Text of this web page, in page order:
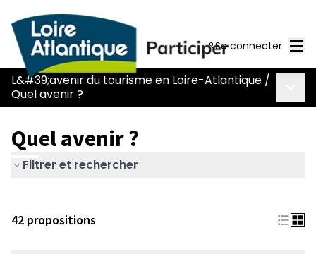
Se connecter
L&#39;avenir du tourisme en Loire-Atlantique /
Quel avenir ?
Quel avenir ?
Filtrer et rechercher
42 propositions